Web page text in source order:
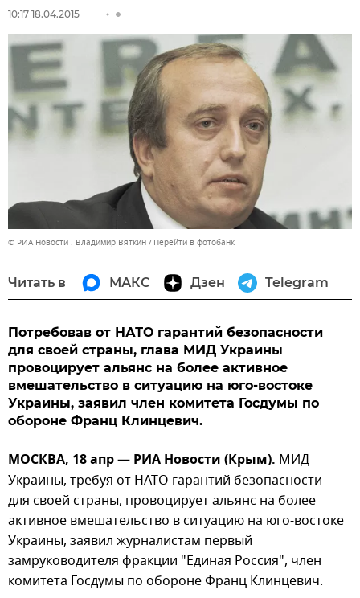
10:17 18.04.2015
© РИА Новости . Владимир Вяткин Перейти в фотобанк
Читать в МАКС Дзен Telegram
Потребовав от НАТО гарантий безопасности
для своей страны, глава МИД Украины
провоцирует альянс на более активное
вмешательство в ситуацию на юго-востоке
Украины, заявил член комитета Госдумы по
обороне Франц Клинцевич.
МОСКВА, 18 апр — РИА Новости (Крым). МИД
Украины, требуя от НАТО гарантий безопасности
для своей страны, провоцирует альянс на более
активное вмешательство в ситуацию на юго-востоке
Украины, заявил журналистам первый
замруководителя фракции "Единая Россия", член
комитета Госдумы по обороне Франц Клинцевич.